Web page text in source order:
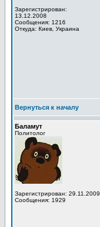
Зарегистрирован:
13.12.2008
Сообщения: 1216
Откуда: Киев, Украина
Вернуться к началу
Баламут
Политолог
Зарегистрирован: 29.11.2009
Сообщения: 1929